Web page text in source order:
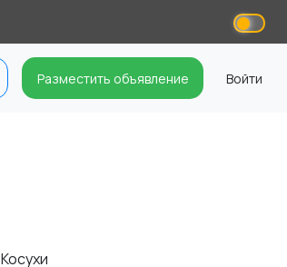
Разместить объявление Войти
Косухи